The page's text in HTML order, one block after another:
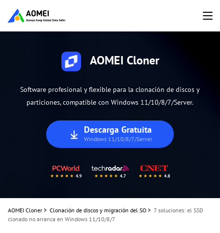
AOMEI Cloner
Software profesional y flexible para la clonación de discos y
particiones, compatible con Windows 11/10/8/7/Server.
Descarga Gratuita
Windows 11/10/8/7/Server
AOMEI Cloner > Clonación de discos y migración del SO > 7 soluciones: el SSD
clonado no arranca en Windows 11/10/8/7